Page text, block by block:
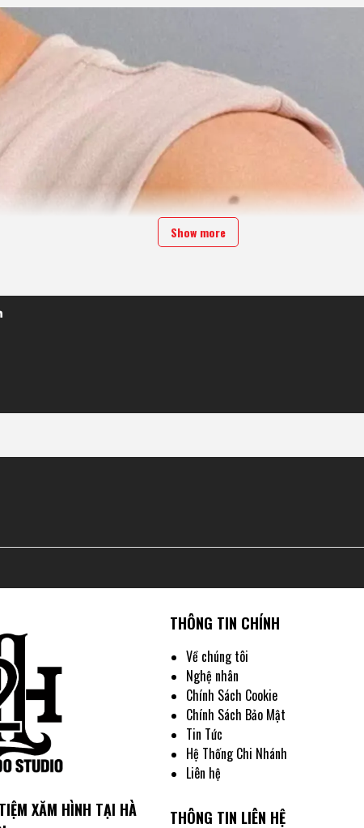
Show more
XĂM HÌNH TẠI HÀ
THÔNG TIN CHÍNH
Về chúng tôi
Nghệ nhân
Chính Sách Cookie
Chính Sách Bảo Mật
Tin Tức
Hệ Thống Chi Nhánh
Liên hệ
THÔNG TIN LIÊN HỆ